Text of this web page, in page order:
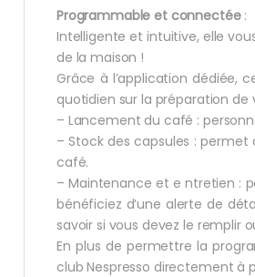
Programmable et connectée:
Intelligente et intuitive, elle
de la maison !
Grâce à l’application dédiée,
quotidien sur la préparation
– Lancement du café :
– Stock des capsules :
café.
– Maintenance et e ntretien :
bénéficiez d’une alerte de
savoir si vous devez le remplir
En plus de permettre la
club Nespresso directement à